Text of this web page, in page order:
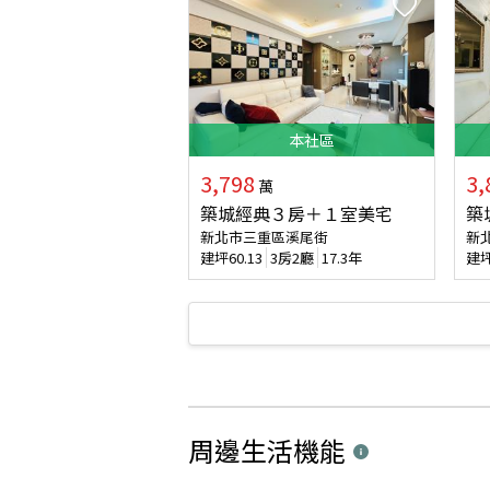
本社區
3,798 萬
築城經典３房＋１室美宅
新北市三重區溪尾街
建坪60.13 3房2廳 17.3年
築
新
建
周邊生活機能